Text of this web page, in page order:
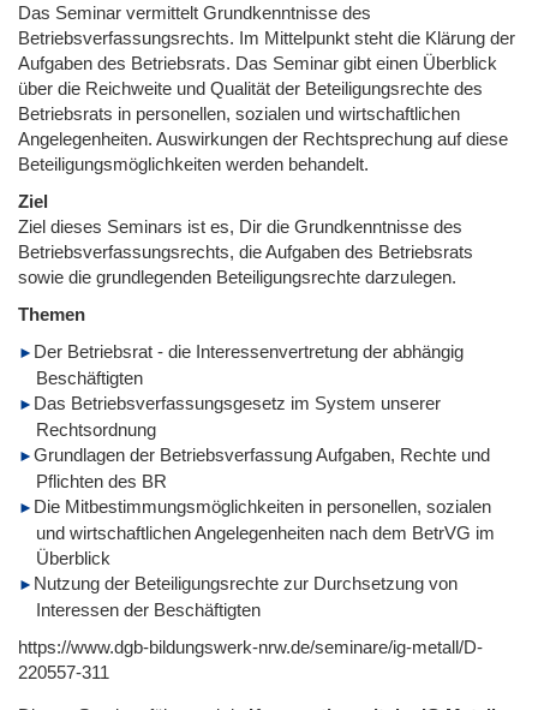
Das Seminar vermittelt Grundkenntnisse des
Betriebsverfassungsrechts. Im Mittelpunkt steht die Klärung der
Aufgaben des Betriebsrats. Das Seminar gibt einen Überblick
über die Reichweite und Qualität der Beteiligungsrechte des
Betriebsrats in personellen, sozialen und wirtschaftlichen
Angelegenheiten. Auswirkungen der Rechtsprechung auf diese
Beteiligungsmöglichkeiten werden behandelt.
Ziel
Ziel dieses Seminars ist es, Dir die Grundkenntnisse des
Betriebsverfassungsrechts, die Aufgaben des Betriebsrats
sowie die grundlegenden Beteiligungsrechte darzulegen.
Themen
Der Betriebsrat - die Interessenvertretung der abhängig
Beschäftigten
Das Betriebsverfassungsgesetz im System unserer
Rechtsordnung
Grundlagen der Betriebsverfassung Aufgaben, Rechte und
Pflichten des BR
Die Mitbestimmungsmöglichkeiten in personellen, sozialen
und wirtschaftlichen Angelegenheiten nach dem BetrVG im
Überblick
Nutzung der Beteiligungsrechte zur Durchsetzung von
Interessen der Beschäftigten
https://www.dgb-bildungswerk-nrw.de/seminare/ig-metall/D-
220557-311